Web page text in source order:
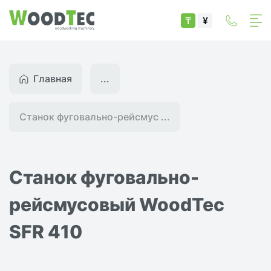
₸ ¥
Главная
Станок фуговально-рейсмус ...
...
Станок фуговально-
рейсмусовый WoodTec
SFR 410